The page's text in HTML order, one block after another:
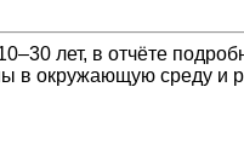
лет, в отчёте
окружающую среду и